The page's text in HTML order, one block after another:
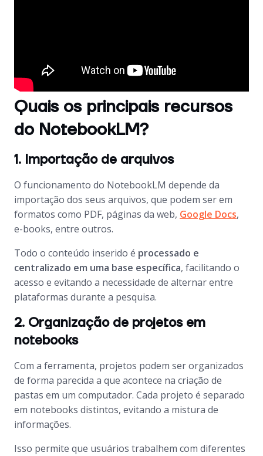
Quais os principais recursos
do NotebookLM?
1. Importação de arquivos
O funcionamento do NotebookLM depende da
importação dos seus arquivos, que podem ser em
formatos como PDF, páginas da web, Google Docs,
e-books, entre outros.
Todo o conteúdo inserido é processado e
centralizado em uma base específica, facilitando o
acesso e evitando a necessidade de alternar entre
plataformas durante a pesquisa.
2. Organização de projetos em
notebooks
Com a ferramenta, projetos podem ser organizados
de forma parecida a que acontece na criação de
pastas em um computador. Cada projeto é separado
em notebooks distintos, evitando a mistura de
informações.
Isso permite que usuários trabalhem com diferentes